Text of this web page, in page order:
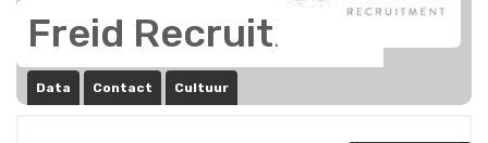
Freid Recruitment
Data Contact Cultuur